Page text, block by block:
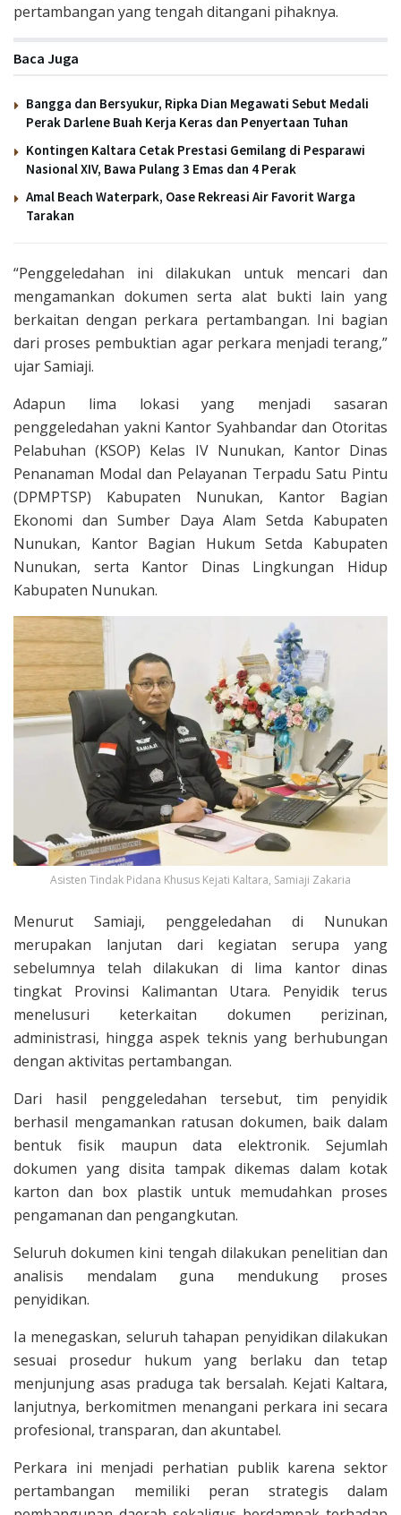
pertambangan yang tengah ditangani pihaknya.
Baca Juga
Bangga dan Bersyukur, Ripka Dian Megawati Sebut Medali
Perak Darlene Buah Kerja Keras dan Penyertaan Tuhan
Kontingen Kaltara Cetak Prestasi Gemilang di Pesparawi
Nasional XIV, Bawa Pulang 3 Emas dan 4 Perak
Amal Beach Waterpark, Oase Rekreasi Air Favorit Warga
Tarakan
“Penggeledahan ini dilakukan untuk mencari dan
mengamankan dokumen serta alat bukti lain yang
berkaitan dengan perkara pertambangan. Ini bagian
dari proses pembuktian agar perkara menjadi terang,”
ujar Samiaji.
Adapun lima lokasi yang menjadi sasaran
penggeledahan yakni Kantor Syahbandar dan Otoritas
Pelabuhan (KSOP) Kelas IV Nunukan, Kantor Dinas
Penanaman Modal dan Pelayanan Terpadu Satu Pintu
(DPMPTSP) Kabupaten Nunukan, Kantor Bagian
Ekonomi dan Sumber Daya Alam Setda Kabupaten
Nunukan, Kantor Bagian Hukum Setda Kabupaten
Nunukan, serta Kantor Dinas Lingkungan Hidup
Kabupaten Nunukan.
Asisten Tindak Pidana Khusus Kejati Kaltara, Samiaji Zakaria
Menurut Samiaji, penggeledahan di Nunukan
merupakan lanjutan dari kegiatan serupa yang
sebelumnya telah dilakukan di lima kantor dinas
tingkat Provinsi Kalimantan Utara. Penyidik terus
menelusuri keterkaitan dokumen perizinan,
administrasi, hingga aspek teknis yang berhubungan
dengan aktivitas pertambangan.
Dari hasil penggeledahan tersebut, tim penyidik
berhasil mengamankan ratusan dokumen, baik dalam
bentuk fisik maupun data elektronik. Sejumlah
dokumen yang disita tampak dikemas dalam kotak
karton dan box plastik untuk memudahkan proses
pengamanan dan pengangkutan.
Seluruh dokumen kini tengah dilakukan penelitian dan
analisis mendalam guna mendukung proses
penyidikan.
Ia menegaskan, seluruh tahapan penyidikan dilakukan
sesuai prosedur hukum yang berlaku dan tetap
menjunjung asas praduga tak bersalah. Kejati Kaltara,
lanjutnya, berkomitmen menangani perkara ini secara
profesional, transparan, dan akuntabel.
Perkara ini menjadi perhatian publik karena sektor
pertambangan memiliki peran strategis dalam